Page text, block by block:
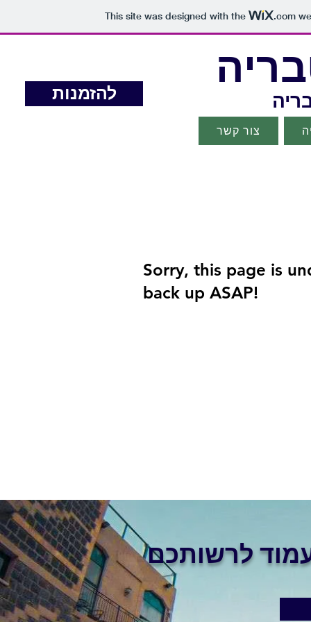
This site was designed with the .com
להזמנות
צור קשר
Sorry, this page is
back up ASAP!
לרשותכם